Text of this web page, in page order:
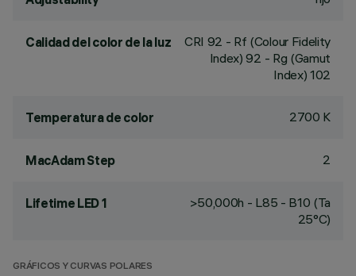
Calidad del color de la luz CRI 92 - Rf (Colour Fidelity
Index) 92 - Rg (Gamut
Index) 102
Temperatura de color 2700 K
MacAdam Step 2
Lifetime LED 1
>50,000h - L85 - B10 (Ta
25°C)
GRÁFICOS Y CURVAS POLARES